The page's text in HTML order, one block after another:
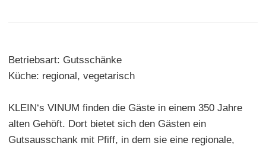
Betriebsart: Gutsschänke
Küche: regional, vegetarisch
KLEIN‘s VINUM finden die Gäste in einem 350 Jahre
alten Gehöft. Dort bietet sich den Gästen ein
Gutsausschank mit Pfiff, in dem sie eine regionale,